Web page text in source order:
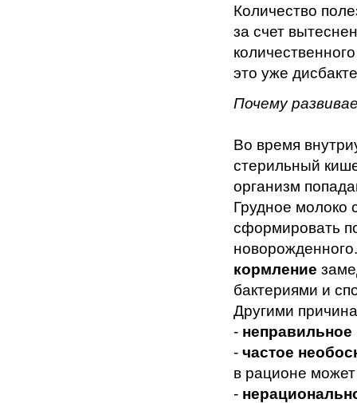
Количество
за счет
это уже
Почему
Во время
стерильный
организм
Грудное молоко
сформировать
кормление
бактериями и
Другими
- неправильное
- частое
в рационе
-